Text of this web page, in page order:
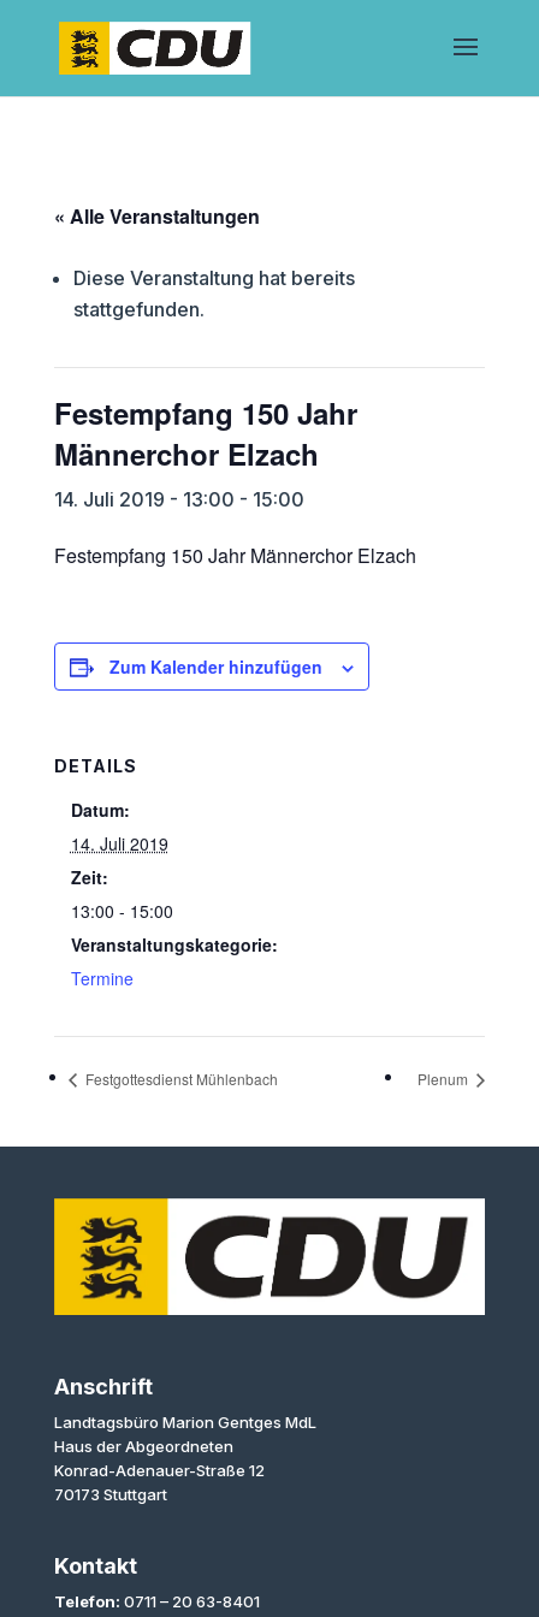
« Alle Veranstaltungen
Diese Veranstaltung hat bereits
stattgefunden.
Festempfang 150 Jahr
Männerchor Elzach
14. Juli 2019 - 13:00 - 15:00
Festempfang 150 Jahr Männerchor Elzach
Zum Kalender hinzufügen
DETAILS
Datum:
14. Juli 2019
Zeit:
13:00 - 15:00
Veranstaltungskategorie:
Termine
Festgottesdienst Mühlenbach Plenum
Anschrift
Landtagsbüro Marion Gentges MdL
Haus der Abgeordneten
Konrad-Adenauer-Straße 12
70173 Stuttgart
Kontakt
Telefon: 0711 – 20 63-8401